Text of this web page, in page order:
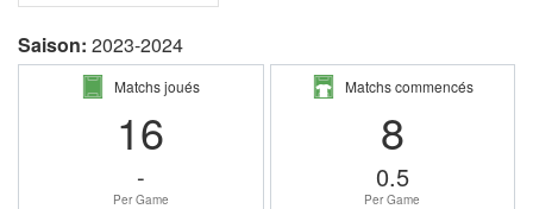
Saison: 2023-2024
Matchs joués
16
-
Per Game
Matchs commencés
8
0.5
Per Game